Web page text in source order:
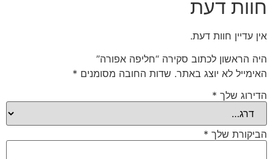
חוות דעת
אין עדיין חוות דעת.
היה הראשון לכתוב סקירה “חליפה אפורה”
האימייל לא יוצג באתר. שדות החובה מסומנים *
הדירוג שלך *
הביקורת שלך *